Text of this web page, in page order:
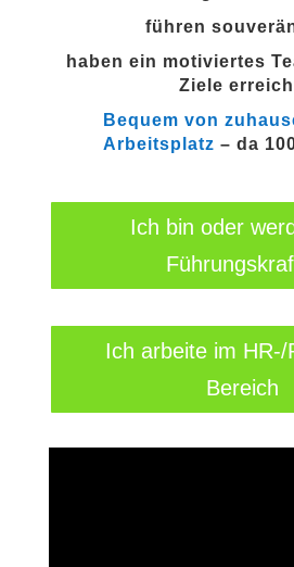
führen
haben ein motiviertes
Ziele
Bequem von
Arbeitsplatz – da
Ich bin oder
Ich arbeite im HR-/
Bereich